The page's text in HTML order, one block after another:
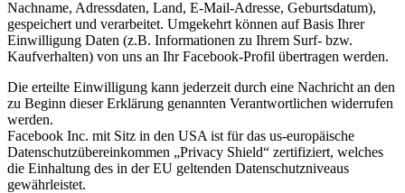
Nachname, Adressdaten, Land, E-Mail-Adresse, Geburtsdatum),
gespeichert und verarbeitet. Umgekehrt können auf Basis Ihrer
Einwilligung Daten (z.B. Informationen zu Ihrem Surf- bzw.
Kaufverhalten) von uns an Ihr Facebook-Profil übertragen werden.
Die erteilte Einwilligung kann jederzeit durch eine Nachricht an den
zu Beginn dieser Erklärung genannten Verantwortlichen widerrufen
werden.
Facebook Inc. mit Sitz in den USA ist für das us-europäische
Datenschutzübereinkommen „Privacy Shield“ zertifiziert, welches
die Einhaltung des in der EU geltenden Datenschutzniveaus
gewährleistet.